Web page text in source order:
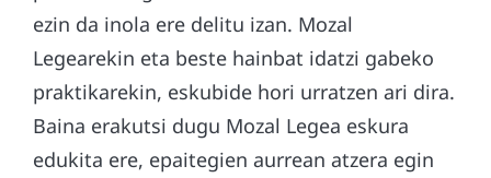
ezin da inola ere delitu izan. Mozal
Legearekin eta beste hainbat idatzi gabeko
praktikarekin, eskubide hori urratzen ari dira.
Baina erakutsi dugu Mozal Legea eskura
edukita ere, epaitegien aurrean atzera egin